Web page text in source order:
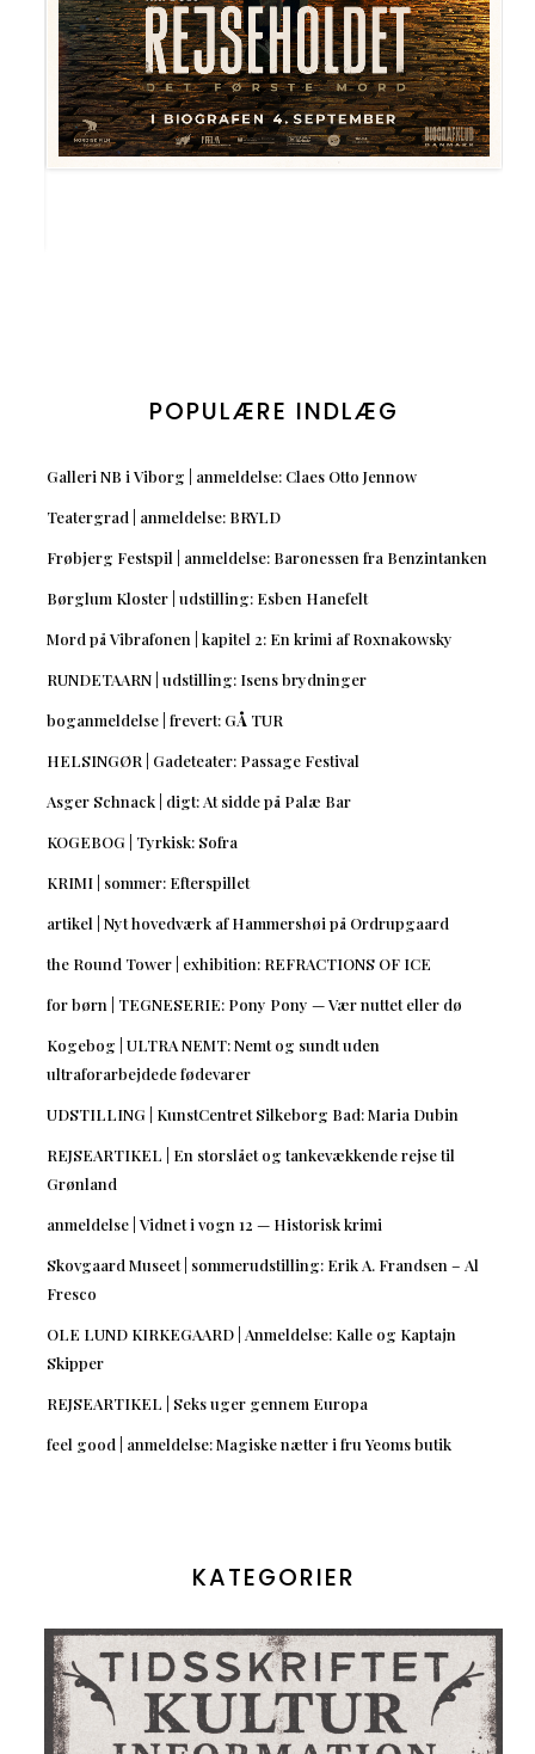
POPULÆRE INDLÆG
Galleri NB i Viborg | anmeldelse: Claes Otto Jennow
Teatergrad | anmeldelse: BRYLD
Frøbjerg Festspil | anmeldelse: Baronessen fra Benzintanken
Børglum Kloster | udstilling: Esben Hanefelt
Mord på Vibrafonen | kapitel 2: En krimi af Roxnakowsky
RUNDETAARN | udstilling: Isens brydninger
boganmeldelse | frevert: GÅ TUR
HELSINGØR | Gadeteater: Passage Festival
Asger Schnack | digt: At sidde på Palæ Bar
KOGEBOG | Tyrkisk: Sofra
KRIMI | sommer: Efterspillet
artikel | Nyt hovedværk af Hammershøi på Ordrupgaard
the Round Tower | exhibition: REFRACTIONS OF ICE
for børn | TEGNESERIE: Pony Pony — Vær nuttet eller dø
Kogebog | ULTRA NEMT: Nemt og sundt uden
ultraforarbejdede fødevarer
UDSTILLING | KunstCentret Silkeborg Bad: Maria Dubin
REJSEARTIKEL | En storslået og tankevækkende rejse til
Grønland
anmeldelse | Vidnet i vogn 12 — Historisk krimi
Skovgaard Museet | sommerudstilling: Erik A. Frandsen – Al
Fresco
OLE LUND KIRKEGAARD | Anmeldelse: Kalle og Kaptajn
Skipper
REJSEARTIKEL | Seks uger gennem Europa
feel good | anmeldelse: Magiske nætter i fru Yeoms butik
KATEGORIER